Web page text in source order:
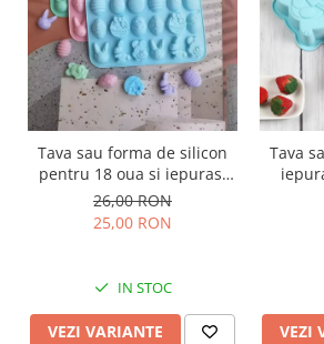
Tava sau forma de silicon
pentru 18 oua si iepurasi
de Paste
26,00 RON
25,00 RON
IN STOC
VEZI VARIANTE
Tava
VEZI